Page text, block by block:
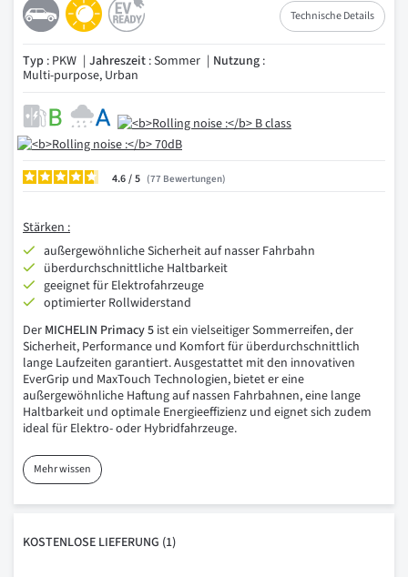
Technische Details
Typ : PKW Jahreszeit : Sommer Nutzung :
Multi-purpose, Urban
4.6/ 77 Bewertungen
Stärken :
außergewöhnliche Sicherheit auf nasser Fahrbahn
überdurchschnittliche Haltbarkeit
geeignet für Elektrofahrzeuge
optimierter Rollwiderstand
Der MICHELIN Primacy 5 ist ein vielseitiger Sommerreifen, der
Sicherheit, Performance und Komfort für überdurchschnittlich
lange Laufzeiten garantiert. Ausgestattet mit den innovativen
EverGrip und MaxTouch Technologien, bietet er eine
außergewöhnliche Haftung auf nassen Fahrbahnen, eine lange
Haltbarkeit und optimale Energieeffizienz und eignet sich zudem
ideal für Elektro- oder Hybridfahrzeuge.
Mehr wissen
KOSTENLOSE LIEFERUNG (1)